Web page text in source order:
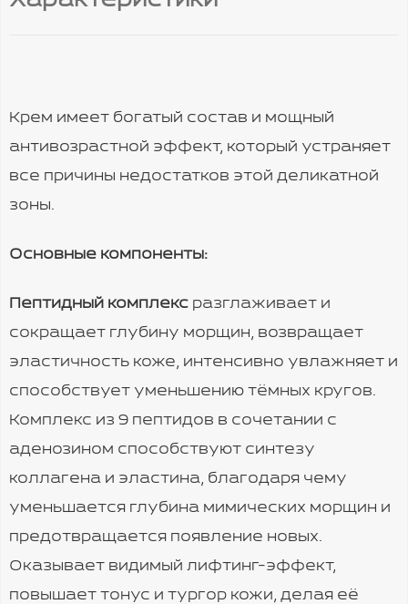
Крем имеет богатый состав и мощный
антивозрастной эффект, который устраняет
все причины недостатков этой деликатной
зоны.
Основные компоненты:
Пептидный комплекс разглаживает и
сокращает глубину морщин, возвращает
эластичность коже, интенсивно увлажняет и
способствует уменьшению тёмных кругов.
Комплекс из 9 пептидов в сочетании с
аденозином способствуют синтезу
коллагена и эластина, благодаря чему
уменьшается глубина мимических морщин и
предотвращается появление новых.
Оказывает видимый лифтинг-эффект,
повышает тонус и тургор кожи, делая её